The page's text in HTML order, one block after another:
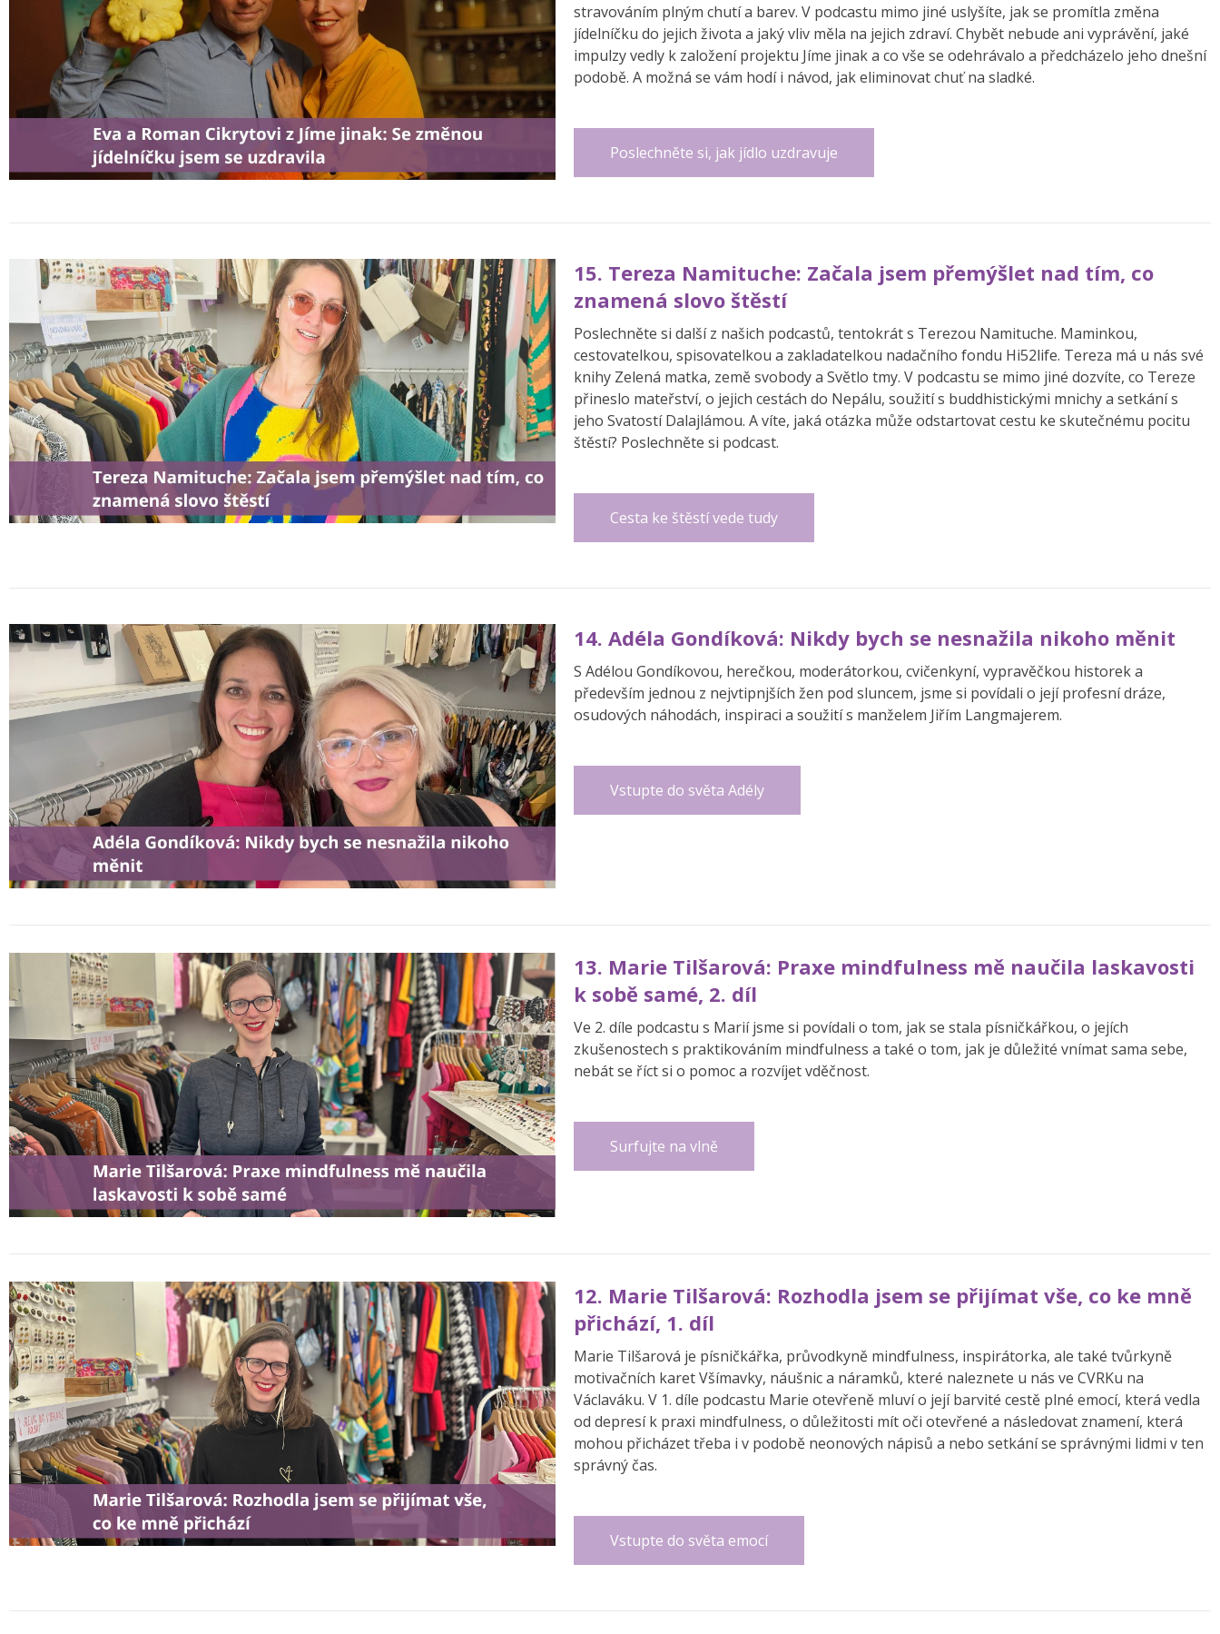
stravováním plným chutí a barev. V podcastu mimo jiné uslyšíte, jak se promítla změna
jídelníčku do jejich života a jaký vliv měla na jejich zdraví. Chybět nebude ani vyprávění, jaké
impulzy vedly k založení projektu Jíme jinak a co vše se odehrávalo a předcházelo jeho dnešní
podobě. A možná se vám hodí i návod, jak eliminovat chuť na sladké.
Poslechněte si, jak jídlo uzdravuje
15. Tereza Namituche: Začala jsem přemýšlet nad tím, co
znamená slovo štěstí
Poslechněte si další z našich podcastů, tentokrát s Terezou Namituche. Maminkou,
cestovatelkou, spisovatelkou a zakladatelkou nadačního fondu Hi52life. Tereza má u nás své
knihy Zelená matka, země svobody a Světlo tmy. V podcastu se mimo jiné dozvíte, co Tereze
přineslo mateřství, o jejich cestách do Nepálu, soužití s buddhistickými mnichy a setkání s
jeho Svatostí Dalajlámou. A víte, jaká otázka může odstartovat cestu ke skutečnému pocitu
štěstí? Poslechněte si podcast.
Cesta ke štěstí vede tudy
14. Adéla Gondíková: Nikdy bych se nesnažila nikoho měnit
S Adélou Gondíkovou, herečkou, moderátorkou, cvičenkyní, vypravěčkou historek a
především jednou z nejvtipnjších žen pod sluncem, jsme si povídali o její profesní dráze,
osudových náhodách, inspiraci a soužití s manželem Jiřím Langmajerem.
Vstupte do světa Adély
13. Marie Tilšarová: Praxe mindfulness mě naučila laskavosti
k sobě samé, 2. díl
Ve 2. díle podcastu s Marií jsme si povídali o tom, jak se stala písničkářkou, o jejích
zkušenostech s praktikováním mindfulness a také o tom, jak je důležité vnímat sama sebe,
nebát se říct si o pomoc a rozvíjet vděčnost.
Surfujte na vlně
12. Marie Tilšarová: Rozhodla jsem se přijímat vše, co ke mně
přichází, 1. díl
Marie Tilšarová je písničkářka, průvodkyně mindfulness, inspirátorka, ale také tvůrkyně
motivačních karet Všímavky, náušnic a náramků, které naleznete u nás ve CVRKu na
Václaváku. V 1. díle podcastu Marie otevřeně mluví o její barvité cestě plné emocí, která vedla
od depresí k praxi mindfulness, o důležitosti mít oči otevřené a následovat znamení, která
mohou přicházet třeba i v podobě neonových nápisů a nebo setkání se správnými lidmi v ten
správný čas.
Vstupte do světa emocí